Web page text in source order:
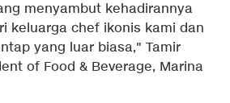
menyambut kehadirannya
keluarga chef ikonis kami dan
yang luar biasa," Tamir
of Food & Beverage, Marina